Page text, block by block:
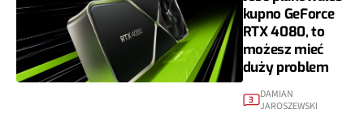
kupno GeForce
RTX 4080, to
możesz mieć
duży problem
3 DAMIAN
JAROSZEWSKI